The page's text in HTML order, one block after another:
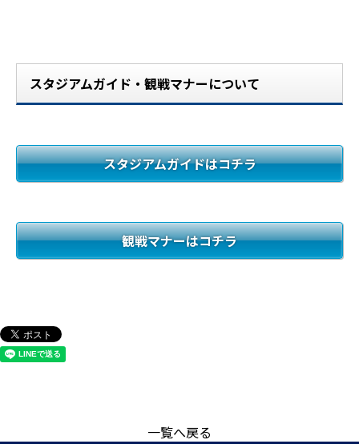
スタジアムガイド・観戦マナーについて
スタジアムガイドはコチラ
観戦マナーはコチラ
一覧へ戻る